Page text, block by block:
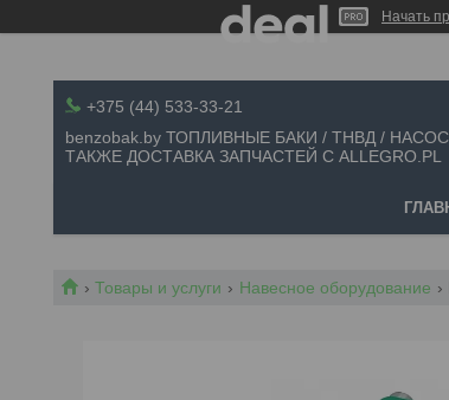
Начать
+375 (44) 533-33-21
benzobak.by ТОПЛИВНЫЕ БАКИ / ТНВД /
ТАКЖЕ ДОСТАВКА ЗАПЧАСТЕЙ С ALLEGRO.PL
Товары и услуги Навесное оборудование